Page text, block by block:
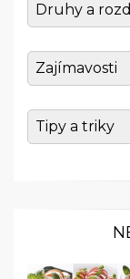
Druhy a
Zajímavosti
Tipy a triky